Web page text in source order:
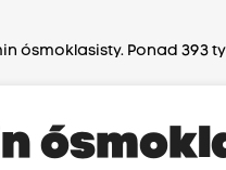
ósmoklasisty. Ponad 393